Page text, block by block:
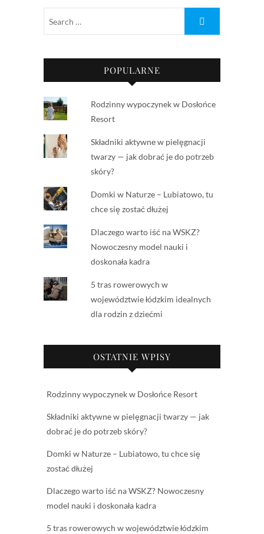
POPULARNE
Rodzinny wypoczynek w Dosłońce
Resort
Składniki aktywne w pielęgnacji
twarzy — jak dobrać je do potrzeb
skóry?
Domki w Naturze – Lubiatowo, tu
chce się zostać dłużej
Dlaczego warto iść na WSKZ?
Nowoczesny model nauki i
doskonała kadra
5 tras rowerowych w
województwie łódzkim idealnych
dla rodzin z dziećmi
OSTATNIE WPISY
Rodzinny wypoczynek w Dosłońce Resort
Składniki aktywne w pielęgnacji twarzy — jak
dobrać je do potrzeb skóry?
Domki w Naturze – Lubiatowo, tu chce się
zostać dłużej
Dlaczego warto iść na WSKZ? Nowoczesny
model nauki i doskonała kadra
5 tras rowerowych w województwie łódzkim